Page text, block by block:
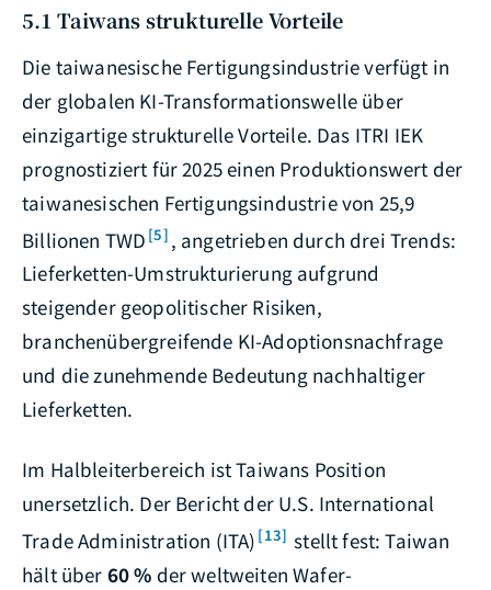
5.1 Taiwans strukturelle Vorteile
Die taiwanesische Fertigungsindustrie verfügt in
der globalen KI-Transformationswelle über
einzigartige strukturelle Vorteile. Das ITRI IEK
prognostiziert für 2025 einen Produktionswert der
taiwanesischen Fertigungsindustrie von 25,9
Billionen TWD [5] , angetrieben durch drei Trends:
Lieferketten-Umstrukturierung aufgrund
steigender geopolitischer Risiken,
branchenübergreifende KI-Adoptionsnachfrage
und die zunehmende Bedeutung nachhaltiger
Lieferketten.
Im Halbleiterbereich ist Taiwans Position
unersetzlich. Der Bericht der U.S. International
Trade Administration (ITA) [13] stellt fest: Taiwan
hält über 60 % der weltweiten Wafer-